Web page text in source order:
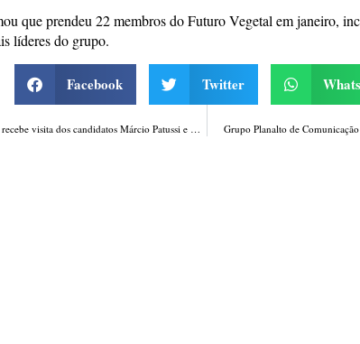
que prendeu 22 membros do Futuro Vegetal em janeiro,
líderes do grupo.
Facebook Twitter
Grupo Planalto de Comunicação recebe visita dos candidatos Márcio Patussi e Claudio Doro Grupo Planalto de